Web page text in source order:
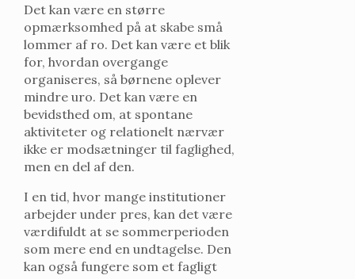
Det kan være en større
opmærksomhed på at skabe små
lommer af ro. Det kan være et blik
for, hvordan overgange
organiseres, så børnene oplever
mindre uro. Det kan være en
bevidsthed om, at spontane
aktiviteter og relationelt nærvær
ikke er modsætninger til faglighed,
men en del af den.
I en tid, hvor mange institutioner
arbejder under pres, kan det være
værdifuldt at se sommerperioden
som mere end en undtagelse. Den
kan også fungere som et fagligt